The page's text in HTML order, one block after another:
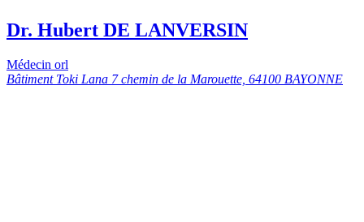
Dr. Hubert DE LANVERSIN
Médecin orl
Bâtiment Toki Lana 7 chemin de la Marouette, 64100 BAYONNE